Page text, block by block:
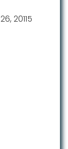
20115